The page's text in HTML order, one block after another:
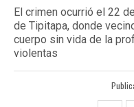
El crimen ocurrió el 22
de Tipitapa, donde
cuerpo sin vida de la
violentas